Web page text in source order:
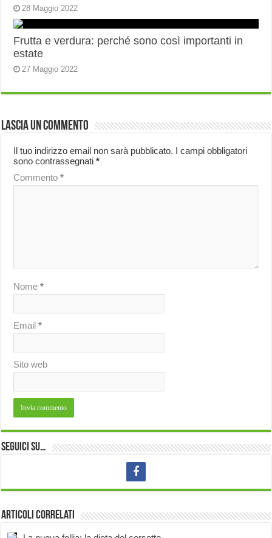
28 Maggio 2022
Frutta e verdura: perché sono così importanti in
estate
27 Maggio 2022
Lascia un commento
Il tuo indirizzo email non sarà pubblicato. I campi obbligatori
sono contrassegnati*
Commento*
Nome*
Email*
Sito web
Seguici su…
Articoli correlati